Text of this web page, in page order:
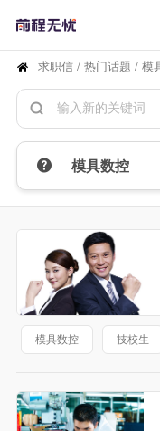
求职信 / 热门话题 / 模
模具数控
模具数控 技校生